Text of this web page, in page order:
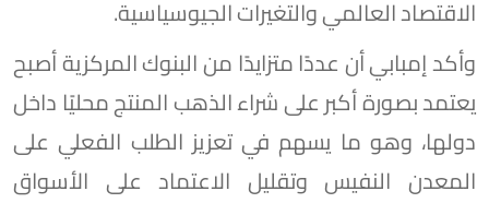
الاقتصاد العالمي والتغيرات الجيوسياسية.
وأكد إمبابي أن عددًا متزايدًا من البنوك المركزية أصبح
يعتمد بصورة أكبر على شراء الذهب المنتج محليًا داخل
دولها، وهو ما يسهم في تعزيز الطلب الفعلي على
المعدن النفيس وتقليل الاعتماد على الأسواق